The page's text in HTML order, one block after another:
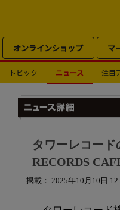
オンラインショップ マ
トピック ニュース 注目
タワーレコー
RECORDS
掲載： 2025年10月10日